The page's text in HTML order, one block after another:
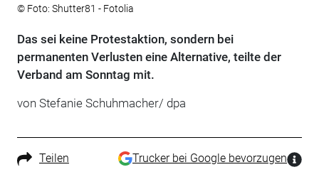
© Foto: Shutter81 - Fotolia
Das sei keine Protestaktion, sondern bei
permanenten Verlusten eine Alternative, teilte der
Verband am Sonntag mit.
von Stefanie Schuhmacher/ dpa
Teilen Trucker bei Google bevorzugen